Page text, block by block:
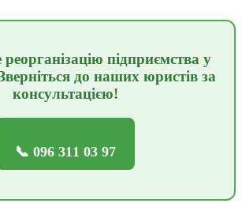
підприємства у
до наших юристів за
консультацією!
📞 096 311 03 97